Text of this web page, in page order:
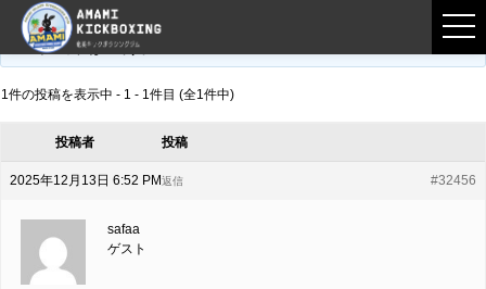
フロントページ › フォーラム
このトピックは空です。
1件の投稿を表示中 - 1 - 1件目 (全1件中)
投稿者 投稿
2025年12月13日 6:52 PM #32456
返信
safaa
ゲスト